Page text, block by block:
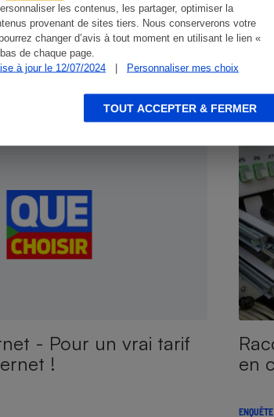
les contenus, les partager, optimiser la
provenant de sites tiers. Nous conserverons votre
changer d’avis à tout moment en utilisant le lien «
de chaque page.
à jour le 12/07/2024
| Personnaliser mes choix
TOUT ACCEPTER & FERMER
- Pour un vrai tarif
!
en
ENQUÊTE